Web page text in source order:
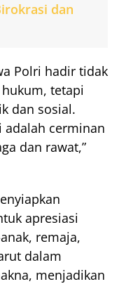
dan
Polri hadir tidak
tetapi
dan sosial.
adalah cerminan
dan rawat,”
apresiasi
remaja,
dalam
menjadikan